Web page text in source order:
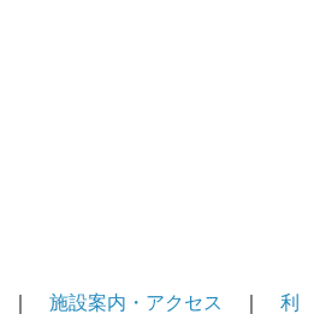
｜施設案内・アクセス ｜利